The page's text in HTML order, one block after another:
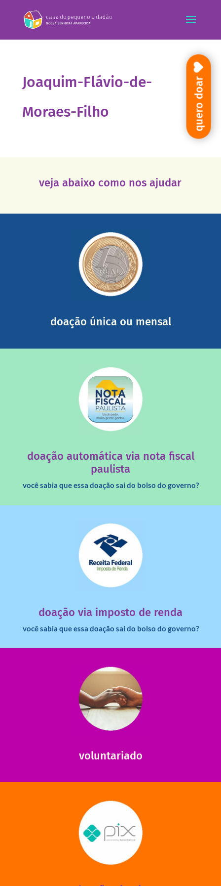
Joaquim-Flávio-de-
Moraes-Filho
veja abaixo como nos ajudar
doação única ou mensal
mail mostrando tudo o que fizemos com a sua ajuda
somada a de outras pessoas.
saiba mais
doação automática via nota fiscal
paulista
você sabia que essa doação sai do bolso do governo?
saiba mais
doação via imposto de renda
você sabia que essa doação sai do bolso do governo?
dinheiro deixa de ir para o governo?
saiba mais
voluntariado
ajudar com certos assuntos. Entre em contato conosco e
saiba como nos ajudar.
saiba mais
via PIX? Elas também são muito importantes para
mantermos nossas unidades em funcionamento!
saiba mais
quero doar